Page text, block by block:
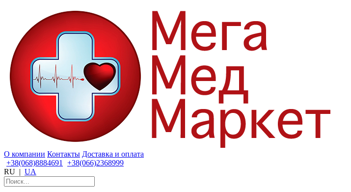
О компании Контакты Доставка и оплата
+38(068)8884691
+38(066)2368999
RU | UA